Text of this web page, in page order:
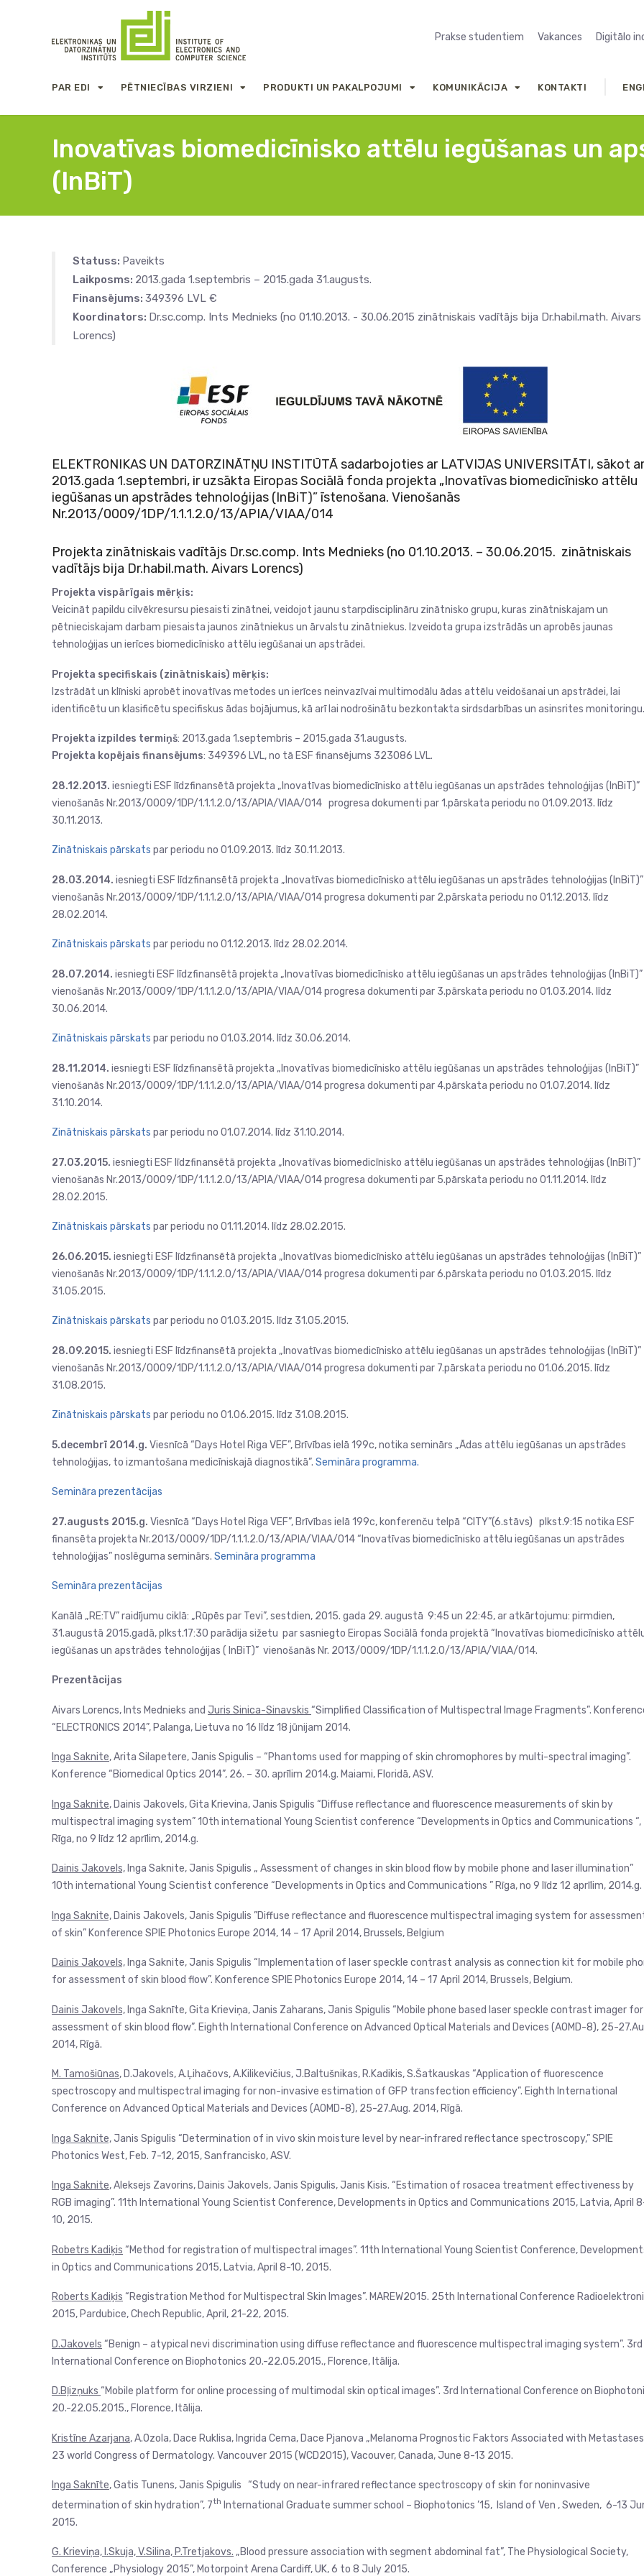
Prakse studentiem Vakances Digitālo
PAR EDI PĒTNIECĪBAS VIRZIENI PRODUKTI UN PAKALPOJUMI KOMUNIKĀCIJA KONTAKTI
Inovatīvas biomedicīnisko attēlu iegūšanas un
(InBiT)
Statuss: Paveikts
Laikposms: 2013.gada 1.septembris – 2015.gada 31.augusts.
Finansējums: 349396 LVL €
Koordinators: Dr.sc.comp. Ints Mednieks (no 01.10.2013. - 30.06.2015 zinātniskais vadītājs bija Dr.habil.math. Aivars
Lorencs)
ELEKTRONIKAS UN DATORZINĀTŅU INSTITŪTĀ sadarbojoties ar LATVIJAS UNIVERSITĀTI, sākot ar
2013.gada 1.septembri, ir uzsākta Eiropas Sociālā fonda projekta „Inovatīvas biomedicīnisko attēlu
iegūšanas un apstrādes tehnoloģijas (InBiT)” īstenošana. Vienošanās
Nr.2013/0009/1DP/1.1.1.2.0/13/APIA/VIAA/014
Projekta zinātniskais vadītājs Dr.sc.comp. Ints Mednieks (no 01.10.2013. – 30.06.2015. zinātniskais
vadītājs bija Dr.habil.math. Aivars Lorencs)
Projekta vispārīgais mērķis:
Veicināt papildu cilvēkresursu piesaisti zinātnei, veidojot jaunu starpdisciplināru zinātnisko grupu, kuras zinātniskajam un
pētnieciskajam darbam piesaista jaunos zinātniekus un ārvalstu zinātniekus. Izveidota grupa izstrādās un aprobēs jaunas
tehnoloģijas un ierīces biomedicīnisko attēlu iegūšanai un apstrādei.
Projekta specifiskais (zinātniskais) mērķis:
Izstrādāt un klīniski aprobēt inovatīvas metodes un ierīces neinvazīvai multimodālu ādas attēlu veidošanai un apstrādei, lai
identificētu un klasificētu specifiskus ādas bojājumus, kā arī lai nodrošinātu bezkontakta sirdsdarbības un asinsrites monitoringu.
Projekta izpildes termiņš: 2013.gada 1.septembris – 2015.gada 31.augusts.
Projekta kopējais finansējums: 349396 LVL, no tā ESF finansējums 323086 LVL.
28.12.2013. iesniegti ESF līdzfinansētā projekta „Inovatīvas biomedicīnisko attēlu iegūšanas un apstrādes tehnoloģijas (InBiT)”
vienošanās Nr.2013/0009/1DP/1.1.1.2.0/13/APIA/VIAA/014 progresa dokumenti par 1.pārskata periodu no 01.09.2013. līdz
30.11.2013.
Zinātniskais pārskats par periodu no 01.09.2013. līdz 30.11.2013.
28.03.2014. iesniegti ESF līdzfinansētā projekta „Inovatīvas biomedicīnisko attēlu iegūšanas un apstrādes tehnoloģijas (InBiT)”
vienošanās Nr.2013/0009/1DP/1.1.1.2.0/13/APIA/VIAA/014 progresa dokumenti par 2.pārskata periodu no 01.12.2013. līdz
28.02.2014.
Zinātniskais pārskats par periodu no 01.12.2013. līdz 28.02.2014.
28.07.2014. iesniegti ESF līdzfinansētā projekta „Inovatīvas biomedicīnisko attēlu iegūšanas un apstrādes tehnoloģijas (InBiT)”
vienošanās Nr.2013/0009/1DP/1.1.1.2.0/13/APIA/VIAA/014 progresa dokumenti par 3.pārskata periodu no 01.03.2014. līdz
30.06.2014.
Zinātniskais pārskats par periodu no 01.03.2014. līdz 30.06.2014.
28.11.2014. iesniegti ESF līdzfinansētā projekta „Inovatīvas biomedicīnisko attēlu iegūšanas un apstrādes tehnoloģijas (InBiT)”
vienošanās Nr.2013/0009/1DP/1.1.1.2.0/13/APIA/VIAA/014 progresa dokumenti par 4.pārskata periodu no 01.07.2014. līdz
31.10.2014.
Zinātniskais pārskats par periodu no 01.07.2014. līdz 31.10.2014.
27.03.2015. iesniegti ESF līdzfinansētā projekta „Inovatīvas biomedicīnisko attēlu iegūšanas un apstrādes tehnoloģijas (InBiT)”
vienošanās Nr.2013/0009/1DP/1.1.1.2.0/13/APIA/VIAA/014 progresa dokumenti par 5.pārskata periodu no 01.11.2014. līdz
28.02.2015.
Zinātniskais pārskats par periodu no 01.11.2014. līdz 28.02.2015.
26.06.2015. iesniegti ESF līdzfinansētā projekta „Inovatīvas biomedicīnisko attēlu iegūšanas un apstrādes tehnoloģijas (InBiT)”
vienošanās Nr.2013/0009/1DP/1.1.1.2.0/13/APIA/VIAA/014 progresa dokumenti par 6.pārskata periodu no 01.03.2015. līdz
31.05.2015.
Zinātniskais pārskats par periodu no 01.03.2015. līdz 31.05.2015.
28.09.2015. iesniegti ESF līdzfinansētā projekta „Inovatīvas biomedicīnisko attēlu iegūšanas un apstrādes tehnoloģijas (InBiT)”
vienošanās Nr.2013/0009/1DP/1.1.1.2.0/13/APIA/VIAA/014 progresa dokumenti par 7.pārskata periodu no 01.06.2015. līdz
31.08.2015.
Zinātniskais pārskats par periodu no 01.06.2015. līdz 31.08.2015.
5.decembrī 2014.g. Viesnīcā “Days Hotel Riga VEF”, Brīvības ielā 199c, notika seminārs „Ādas attēlu iegūšanas un apstrādes
tehnoloģijas, to izmantošana medicīniskajā diagnostikā”. Semināra programma.
Semināra prezentācijas
27.augusts 2015.g. Viesnīcā “Days Hotel Riga VEF”, Brīvības ielā 199c, konferenču telpā “CITY”(6.stāvs) plkst.9:15 notika ESF
finansēta projekta Nr.2013/0009/1DP/1.1.1.2.0/13/APIA/VIAA/014 “Inovatīvas biomedicīnisko attēlu iegūšanas un apstrādes
tehnoloģijas” noslēguma seminārs. Semināra programma
Semināra prezentācijas
Kanālā „RE:TV” raidījumu ciklā: „Rūpēs par Tevi”, sestdien, 2015. gada 29. augustā 9:45 un 22:45, ar atkārtojumu: pirmdien,
31.augustā 2015.gadā, plkst.17:30 parādija sižetu par sasniegto Eiropas Sociālā fonda projektā “Inovatīvas biomedicīnisko
iegūšanas un apstrādes tehnoloģijas ( InBiT)” vienošanās Nr. 2013/0009/1DP/1.1.1.2.0/13/APIA/VIAA/014.
Prezentācijas
Aivars Lorencs, Ints Mednieks and Juris Sinica-Sinavskis “Simplified Classification of Multispectral Image Fragments”.
“ELECTRONICS 2014”, Palanga, Lietuva no 16 līdz 18 jūnijam 2014.
Inga Saknite, Arita Silapetere, Janis Spigulis – “Phantoms used for mapping of skin chromophores by multi-spectral imaging”.
Konference “Biomedical Optics 2014”, 26. – 30. aprīlim 2014.g. Maiami, Floridā, ASV.
Inga Saknite, Dainis Jakovels, Gita Krievina, Janis Spigulis “Diffuse reflectance and fluorescence measurements of skin by
multispectral imaging system” 10th international Young Scientist conference “Developments in Optics and Communications “,
Rīga, no 9 līdz 12 aprīlim, 2014.g.
Dainis Jakovels, Inga Saknite, Janis Spigulis „ Assessment of changes in skin blood flow by mobile phone and laser illumination”
10th international Young Scientist conference “Developments in Optics and Communications ” Rīga, no 9 līdz 12 aprīlim, 2014.g.
Inga Saknite, Dainis Jakovels, Janis Spigulis ”Diffuse reflectance and fluorescence multispectral imaging system for
of skin” Konference SPIE Photonics Europe 2014, 14 – 17 April 2014, Brussels, Belgium
Dainis Jakovels, Inga Saknite, Janis Spigulis “Implementation of laser speckle contrast analysis as connection kit for mobile
for assessment of skin blood flow”. Konference SPIE Photonics Europe 2014, 14 – 17 April 2014, Brussels, Belgium.
Dainis Jakovels, Inga Saknīte, Gita Krieviņa, Janis Zaharans, Janis Spigulis “Mobile phone based laser speckle contrast imager for
assessment of skin blood flow”. Eighth International Conference on Advanced Optical Materials and Devices (AOMD-8), 25-
2014, Rīgā.
M. Tamošiūnas, D.Jakovels, A.Ļihačovs, A.Kilikevičius, J.Baltušnikas, R.Kadikis, S.Šatkauskas “Application of fluorescence
spectroscopy and multispectral imaging for non-invasive estimation of GFP transfection efficiency”. Eighth International
Conference on Advanced Optical Materials and Devices (AOMD-8), 25-27.Aug. 2014, Rīgā.
Inga Saknite,Janis Spigulis “Determination of in vivo skin moisture level by near-infrared reflectance spectroscopy,” SPIE
Photonics West, Feb. 7-12, 2015, Sanfrancisko, ASV.
Inga Saknite, Aleksejs Zavorins, Dainis Jakovels, Janis Spigulis, Janis Kisis. “Estimation of rosacea treatment effectiveness by
RGB imaging”. 11th International Young Scientist Conference, Developments in Optics and Communications 2015, Latvia, April
10, 2015.
Robetrs Kadiķis “Method for registration of multispectral images”. 11th International Young Scientist Conference,
in Optics and Communications 2015, Latvia, April 8-10, 2015.
Roberts Kadiķis “Registration Method for Multispectral Skin Images”. MAREW2015. 25th International Conference
2015, Pardubice, Chech Republic, April, 21-22, 2015.
D.Jakovels “Benign – atypical nevi discrimination using diffuse reflectance and fluorescence multispectral imaging system”. 3rd
International Conference on Biophotonics 20.-22.05.2015., Florence, Itālija.
D.Bļizņuks “Mobile platform for online processing of multimodal skin optical images”. 3rd International Conference on
20.-22.05.2015., Florence, Itālija.
Kristīne Azarjana, A.Ozola, Dace Ruklisa, Ingrida Cema, Dace Pjanova „Melanoma Prognostic Faktors Associated with
23 world Congress of Dermatology. Vancouver 2015 (WCD2015), Vacouver, Canada, June 8-13 2015.
Inga Saknīte, Gatis Tunens, Janis Spigulis “Study on near-infrared reflectance spectroscopy of skin for noninvasive
determination of skin hydration”, 7th International Graduate summer school – Biophotonics ’15, Island of Ven , Sweden, 6-13
2015.
G. Krieviņa, I.Skuja, V.Silina, P.Tretjakovs. „Blood pressure association with segment abdominal fat”, The Physiological Society,
Conference „Physiology 2015”, Motorpoint Arena Cardiff, UK, 6 to 8 July 2015.